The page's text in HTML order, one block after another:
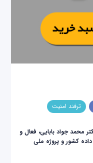
ترفند امنیت
محمد جواد بابایی، فعال و
کشور و پروژه ملی